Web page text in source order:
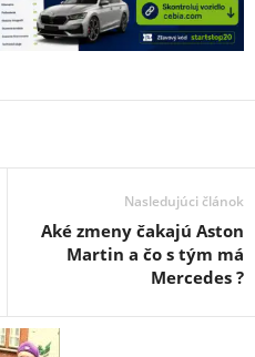
Nasledujúci článok
Aké zmeny čakajú Aston
Martin a čo s tým má
Mercedes ?